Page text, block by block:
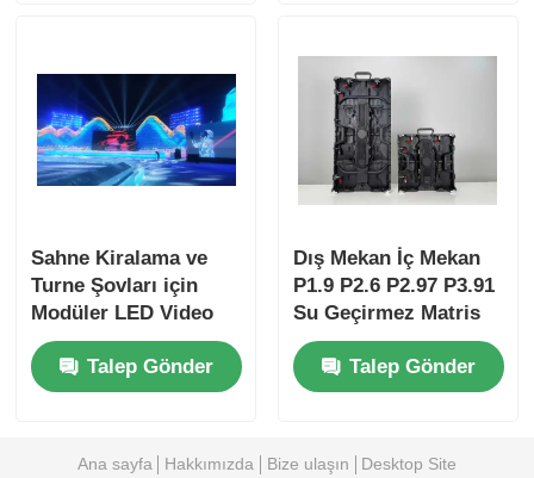
Sahne Kiralama ve
Turne Şovları için
Modüler LED Video
Duvar Panelleri
Talep Gönder
Dış Mekan İç Mekan
P1.9 P2.6 P2.97 P3.91
Su Geçirmez Matris
Medya Kiralama
Ekran Ekran Paneli
Led Video Duvarı
Talep Gönder
Ana sayfa Hakkımızda Bize ulaşın
Desktop Site